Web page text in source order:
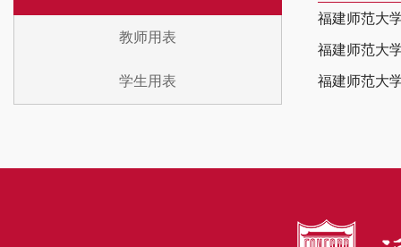
教师用表
学生用表
福建师范大
福建师范大
福建师范大